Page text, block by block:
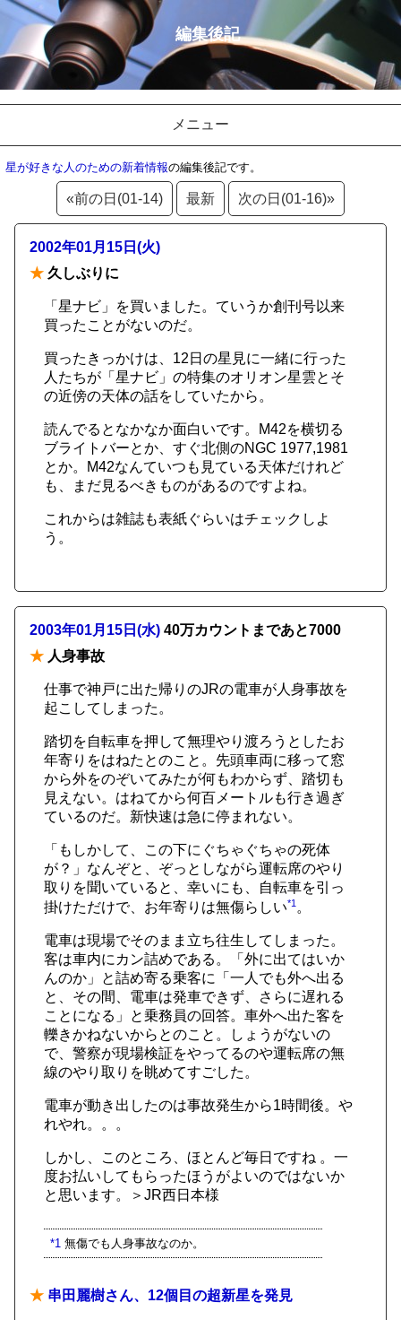
編集後記
メニュー
星が好きな人のための新着情報の編集後記です。
«前の日(01-14) 最新 次の日(01-16)»
2002年01月15日(火)
★ 久しぶりに
「星ナビ」を買いました。ていうか創刊号以来
買ったことがないのだ。
買ったきっかけは、12日の星見に一緒に行った
人たちが「星ナビ」の特集のオリオン星雲とそ
の近傍の天体の話をしていたから。
読んでるとなかなか面白いです。M42を横切る
ブライトバーとか、すぐ北側のNGC 1977,1981
とか。M42なんていつも見ている天体だけれど
も、まだ見るべきものがあるのですよね。
これからは雑誌も表紙ぐらいはチェックしよ
う。
2003年01月15日(水) 40万カウントまであと7000
★ 人身事故
仕事で神戸に出た帰りのJRの電車が人身事故を
起こしてしまった。
踏切を自転車を押して無理やり渡ろうとしたお
年寄りをはねたとのこと。先頭車両に移って窓
から外をのぞいてみたが何もわからず、踏切も
見えない。はねてから何百メートルも行き過ぎ
ているのだ。新快速は急に停まれない。
「もしかして、この下にぐちゃぐちゃの死体
が？」なんぞと、ぞっとしながら運転席のやり
取りを聞いていると、幸いにも、自転車を引っ
掛けただけで、お年寄りは無傷らしい*1 。
電車は現場でそのまま立ち往生してしまった。
客は車内にカン詰めである。「外に出てはいか
んのか」と詰め寄る乗客に「一人でも外へ出る
と、その間、電車は発車できず、さらに遅れる
ことになる」と乗務員の回答。車外へ出た客を
轢きかねないからとのこと。しょうがないの
で、警察が現場検証をやってるのや運転席の無
線のやり取りを眺めてすごした。
電車が動き出したのは事故発生から1時間後。や
れやれ。。。
しかし、このところ、ほとんど毎日ですね 。一
度お払いしてもらったほうがよいのではないか
と思います。＞JR西日本様
*1 無傷でも人身事故なのか。
★ 串田麗樹さん、12個目の超新星を発見